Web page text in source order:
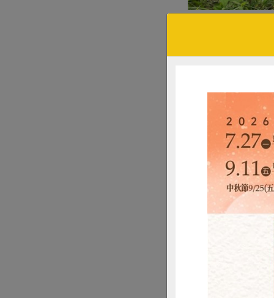
「談到『生態保
下地景與生態。
也是保育對象，而
水梯田維持耕作
農業機械，只能
風，但產量也較
易：「思考如何吸